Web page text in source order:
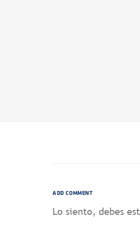
ADD COMMENT
Lo siento, debes